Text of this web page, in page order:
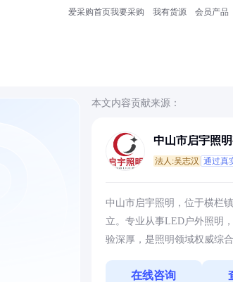
爱采购首页我要采购 我有货源 会员产品
本文内容贡献来源：
中山市启宇照
法人:吴志汉 通过真
中山市启宇照明，位于横栏
立。专业从事LED户外照明
验深厚，是照明领域权威综合
在线咨询